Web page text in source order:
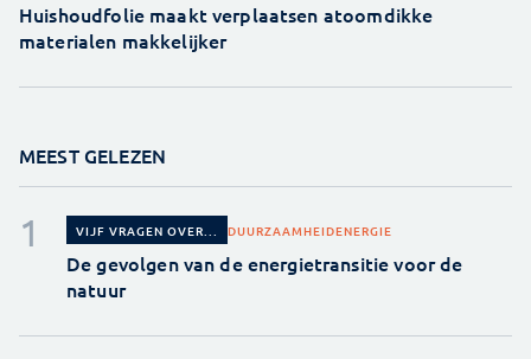
Huishoudfolie maakt verplaatsen atoomdikke
materialen makkelijker
MEEST GELEZEN
VIJF VRAGEN OVER... DUURZAAMHEIDENERGIE
De gevolgen van de energietransitie voor de
natuur